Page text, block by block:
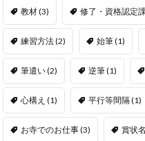
教材(3) 修了・資格認定
練習方法(2) 始筆(1)
筆遣い(2) 逆筆(1)
心構え (1) 平行等間隔(1)
お寺でのお仕事(3) 賞状